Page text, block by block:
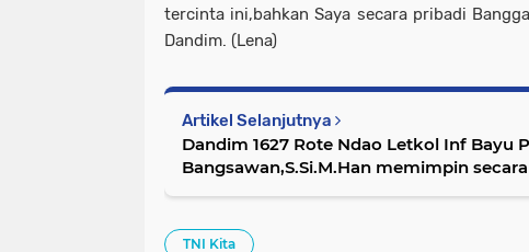
tercinta ini,bahkan Saya secara pribadi
Dandim. (Lena)
Artikel Selanjutnya
Dandim 1627 Rote Ndao Letkol Inf Bayu
Bangsawan,S.Si.M.Han memimpin
TNI Kita